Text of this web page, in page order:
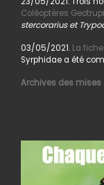
Coléoptères
stercorarius et
03/05/2021. La fiche
Syrphidae a été
Archives des mises